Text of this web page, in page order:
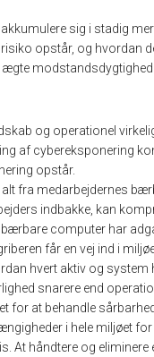
sig i stadig
opstår, og hvordan
modstandsdygtighed.
og operationel
af cybereksponering
opstår.
fra medarbejdernes
indbakke, kan
computer har
får en vej ind i
hvert aktiv og
snarere end
for at behandle
i hele miljøet
At håndtere og eliminere